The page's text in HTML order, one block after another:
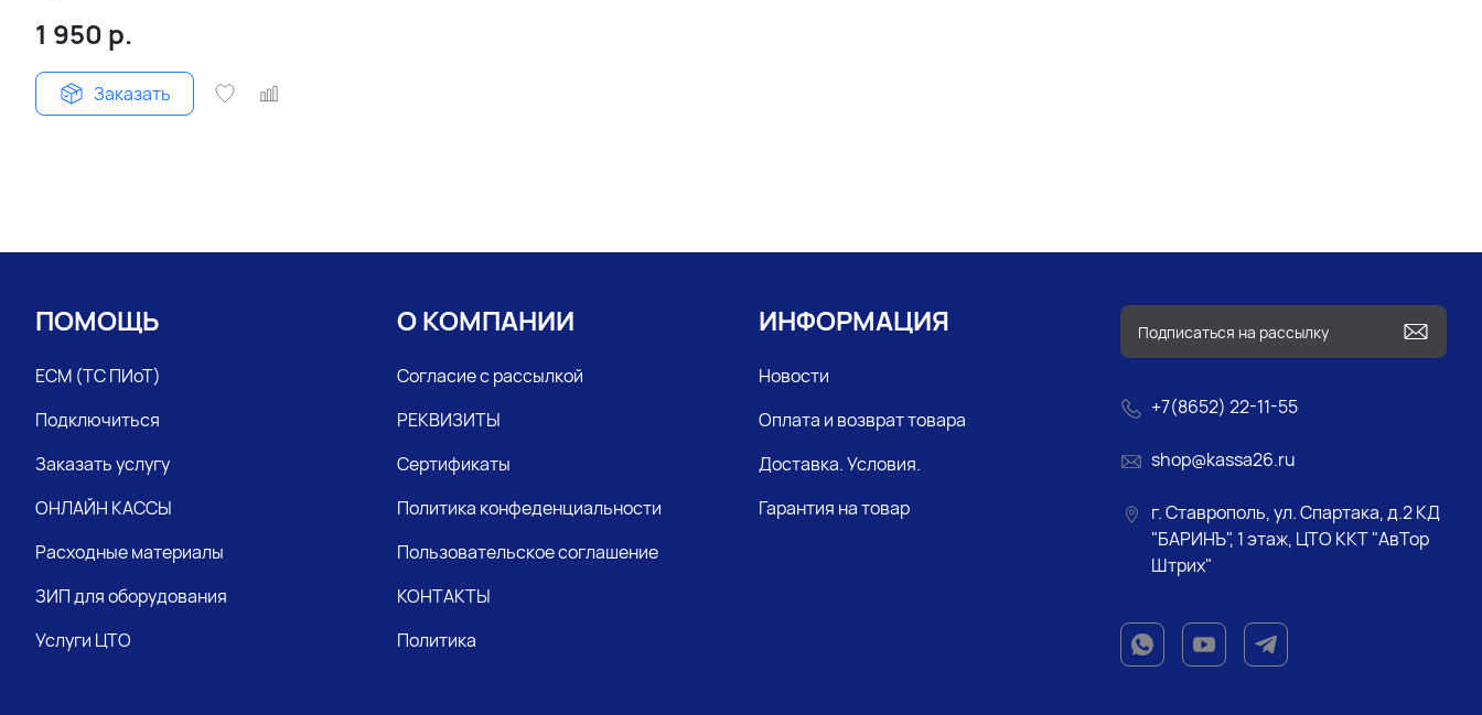
1 950 р.
Заказать
ПОМОЩЬ
ЕСМ (ТС ПИоТ)
Подключиться
Заказать услугу
ОНЛАЙН КАССЫ
Расходные материалы
ЗИП для оборудования
Услуги ЦТО
+7(8652) 22-11-55
shop@kassa26.ru
г. Ставрополь, ул. Спартака, д.2 КД
"БАРИНЪ", 1 этаж, ЦТО ККТ "АвТор
Штрих"
О КОМПАНИИ
Согласие с рассылкой
РЕКВИЗИТЫ
Сертификаты
Политика конфеденциальности
Пользовательское соглашение
КОНТАКТЫ
Политика
ИНФОРМАЦИЯ
Новости
Оплата и возврат товара
Доставка. Условия.
Гарантия на товар